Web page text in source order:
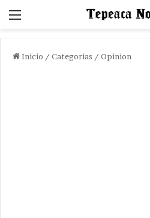
Menu
Inicio / Categorias / Opinion